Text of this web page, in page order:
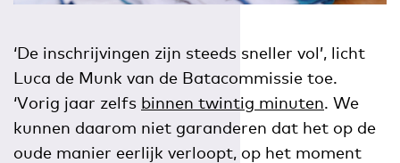
‘De inschrijvingen zijn steeds sneller vol’, licht
Luca de Munk van de Batacommissie toe.
‘Vorig jaar zelfs binnen twintig minuten. We
kunnen daarom niet garanderen dat het op de
oude manier eerlijk verloopt, op het moment